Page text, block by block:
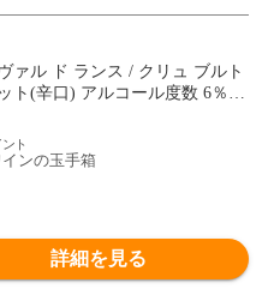
ァル ド ランス / クリュ ブルト
ト(辛口) アルコール度数 6％ 7
ンの玉手箱
詳細を見る